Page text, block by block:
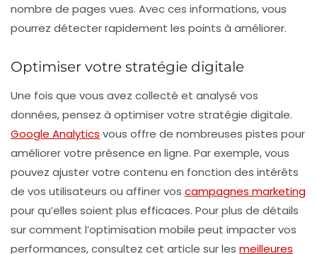
nombre de pages vues. Avec ces informations, vous
pourrez détecter rapidement les points à améliorer.
Optimiser votre stratégie digitale
Une fois que vous avez collecté et analysé vos
données, pensez à optimiser votre stratégie digitale.
Google Analytics vous offre de nombreuses pistes pour
améliorer votre présence en ligne. Par exemple, vous
pouvez ajuster votre contenu en fonction des intérêts
de vos utilisateurs ou affiner vos campagnes marketing
pour qu’elles soient plus efficaces. Pour plus de détails
sur comment l’optimisation mobile peut impacter vos
performances, consultez cet article sur les meilleures